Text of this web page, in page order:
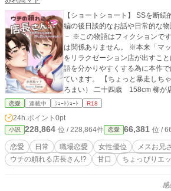
【ショートショート】 SSを断
編の後日談的なお話や日常的な物語。 －＊－＊－＊－
－ ※この物語はフィクションです。 実在の人物や団体などと
は関係ありません。 ※本来「マ
をリラクゼーション店が出すこ
語を分かりやすくする為に本作
ています。 【ちょっと暴走しちゃう女子】 田所真衣（たどこ
ろまい） 二十四歳 158cm 柳が店長をしているオイルマッサ
ージ店で働くセラピスト。 接客
ら劇団に入って活動している舞台
と立ち上げた劇団の制作などを担
て役割を変化できるが、自ら主導
しかし、普段のセックスは受け身
の喘ぎ声に色々暴走し押し倒して
ん】 柳 悠一（やなぎ ゆうい
恋愛 連載中 ｼｮｰﾄｼｮｰﾄ R18
24h.ポイント 0pt
小説 228,864 位 / 228,864件 恋愛 66,381 位 /
恋愛 日常 職場恋愛 女性優位
メスお兄
ウチの頼れる店長さん!?
甘口 ちょっぴりエ